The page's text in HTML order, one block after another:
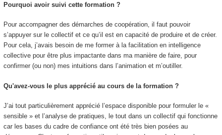
Pourquoi avoir suivi cette formation ?
Pour accompagner des démarches de coopération, il faut pouvoir
s’appuyer sur le collectif et ce qu’il est en capacité de produire et de créer.
Pour cela, j’avais besoin de me former à la facilitation en intelligence
collective pour être plus impactante dans ma manière de faire, pour
confirmer (ou non) mes intuitions dans l’animation et m’outiller.
Qu'avez-vous le plus apprécié au cours de la formation ?
J’ai tout particulièrement apprécié l’espace disponible pour formuler le «
sensible » et l’analyse de pratiques, le tout dans un collectif qui fonctionne
car les bases du cadre de confiance ont été très bien posées au